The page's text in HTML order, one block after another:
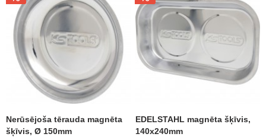
Nerūsējoša tērauda magnēta
šķīvis, Ø 150mm
EDELSTAHL magnēta šķīvis,
140x240mm